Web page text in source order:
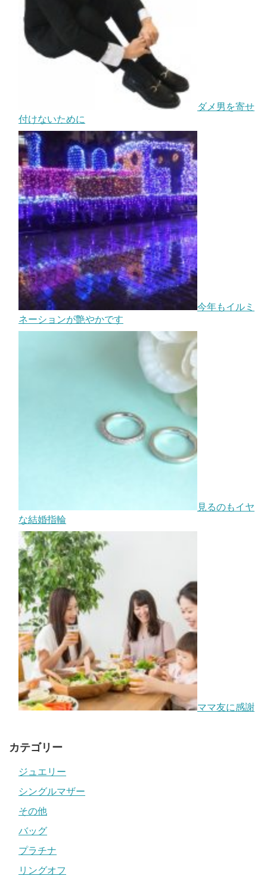
ダメ男を寄せ
付けないために
今年もイルミ
ネーションが艶やかです
見るのもイヤ
な結婚指輪
ママ友に感謝
カテゴリー
ジュエリー
シングルマザー
その他
バッグ
プラチナ
リングオフ